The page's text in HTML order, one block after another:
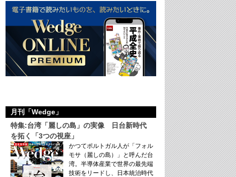
月刊「Wedge」
特集:台湾「麗しの島」の実像 日台新時代
を拓く「3つの視座」
かつてポルトガル人が「フォル
モサ（麗しの島）」と呼んだ台
湾。半導体産業で世界の最先端
技術をリードし、日本統治時代